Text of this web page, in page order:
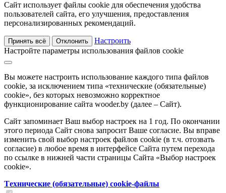
Сайт использует файлы cookie для обеспечения удобства
пользователей сайта, его улучшения, предоставления
персонализированных рекомендаций.
Принять всё Отклонить
Настроить
Настройте параметры использования файлов cookie
Вы можете настроить использование каждого типа файлов
cookie, за исключением типа «технические (обязательные)
cookie», без которых невозможно корректное
функционирование сайта wooder.by (далее – Сайт).
Сайт запоминает Ваш выбор настроек на 1 год. По окончании
этого периода Сайт снова запросит Ваше согласие. Вы вправе
изменить свой выбор настроек файлов cookie (в т.ч. отозвать
согласие) в любое время в интерфейсе Сайта путем перехода
по ссылке в нижней части страницы Сайта «Выбор настроек
cookie».
Tехнические (обязательные) cookie-файлы